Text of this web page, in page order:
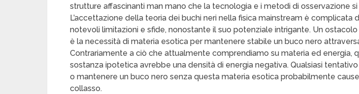
strutture affascinanti man mano che la tecnologia e i metodi di osservazione
L’accettazione della teoria dei buchi neri nella fisica mainstream è complicata
notevoli limitazioni e sfide, nonostante il suo potenziale intrigante. Un
è la necessità di materia esotica per mantenere stabile un buco nero
Contrariamente a ciò che attualmente comprendiamo su materia ed energia,
sostanza ipotetica avrebbe una densità di energia negativa. Qualsiasi
o mantenere un buco nero senza questa materia esotica probabilmente
collasso.